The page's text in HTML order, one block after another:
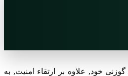
خود, علاوه بر ارتقاء امنیت, به